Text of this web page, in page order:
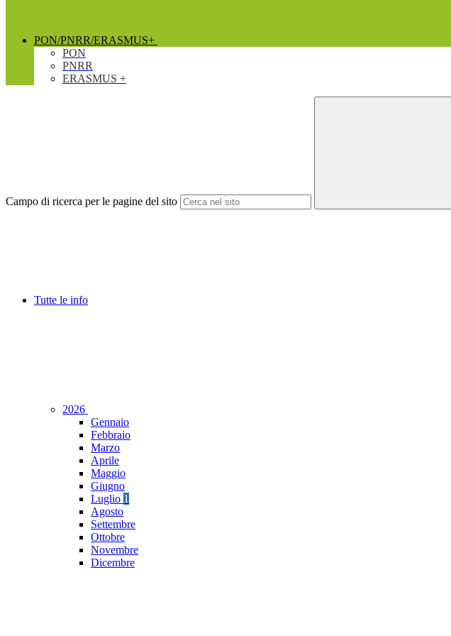
PON/PNRR/ERASMUS+
PON
PNRR
ERASMUS +
Campo di ricerca per le pagine del sito
Tutte le info
2026
Gennaio
Febbraio
Marzo
Aprile
Maggio
Giugno
Luglio 1
Agosto
Settembre
Ottobre
Novembre
Dicembre